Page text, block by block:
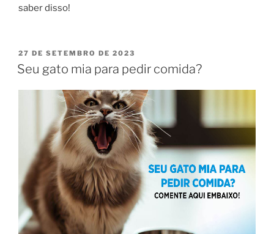
saber disso!
27 DE SETEMBRO DE 2023
Seu gato mia para pedir comida?